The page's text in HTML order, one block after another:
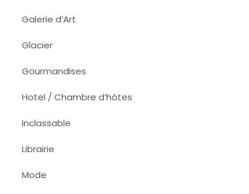
Galerie d’Art
Glacier
Gourmandises
Hotel / Chambre d’hôtes
Inclassable
Librairie
Mode